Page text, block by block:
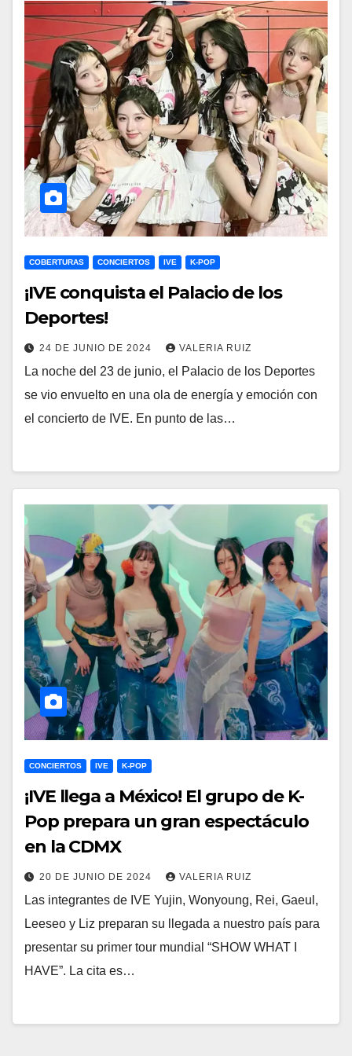
COBERTURAS CONCIERTOS IVE K-POP
¡IVE conquista el Palacio de los
Deportes!
24 DE JUNIO DE 2024 VALERIA RUIZ
La noche del 23 de junio, el Palacio de los Deportes
se vio envuelto en una ola de energía y emoción con
el concierto de IVE. En punto de las…
CONCIERTOS IVE K-POP
¡IVE llega a México! El grupo de K-
Pop prepara un gran espectáculo
en la CDMX
20 DE JUNIO DE 2024 VALERIA RUIZ
Las integrantes de IVE Yujin, Wonyoung, Rei, Gaeul,
Leeseo y Liz preparan su llegada a nuestro país para
presentar su primer tour mundial “SHOW WHAT I
HAVE”. La cita es…